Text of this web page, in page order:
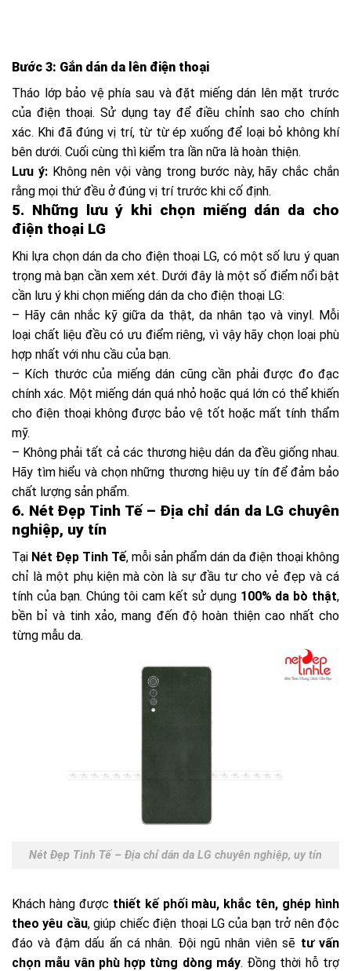
Bước 3: Gắn dán da lên điện thoại
Tháo lớp bảo vệ phía sau và đặt miếng dán lên mặt trước
của điện thoại. Sử dụng tay để điều chỉnh sao cho chính
xác. Khi đã đúng vị trí, từ từ ép xuống để loại bỏ không khí
bên dưới. Cuối cùng thì kiểm tra lần nữa là hoàn thiện.
Lưu ý:Không nên vội vàng trong bước này, hãy chắc chắn
rằng mọi thứ đều ở đúng vị trí trước khi cố định.
5. Những lưu ý khi chọn miếng dán da cho
điện thoại LG
Khi lựa chọn dán da cho điện thoại LG, có một số lưu ý quan
trọng mà bạn cần xem xét. Dưới đây là một số điểm nổi bật
cần lưu ý khi chọn miếng dán da cho điện thoại LG:
– Hãy cân nhắc kỹ giữa da thật, da nhân tạo và vinyl. Mỗi
loại chất liệu đều có ưu điểm riêng, vì vậy hãy chọn loại phù
hợp nhất với nhu cầu của bạn.
– Kích thước của miếng dán cũng cần phải được đo đạc
chính xác. Một miếng dán quá nhỏ hoặc quá lớn có thể khiến
cho điện thoại không được bảo vệ tốt hoặc mất tính thẩm
mỹ.
– Không phải tất cả các thương hiệu dán da đều giống nhau.
Hãy tìm hiểu và chọn những thương hiệu uy tín để đảm bảo
chất lượng sản phẩm.
6. Nét Đẹp Tinh Tế – Địa chỉ dán da LG chuyên
nghiệp, uy tín
Tại Nét Đẹp Tinh Tế, mỗi sản phẩm dán da điện thoại không
chỉ là một phụ kiện mà còn là sự đầu tư cho vẻ đẹp và cá
tính của bạn. Chúng tôi cam kết sử dụng 100% da bò thật,
bền bỉ và tinh xảo, mang đến độ hoàn thiện cao nhất cho
từng mẫu da.
Nét Đẹp Tinh Tế – Địa chỉ dán da LG chuyên nghiệp, uy tín
Khách hàng được thiết kế phối màu, khắc tên, ghép hình
theo yêu cầu, giúp chiếc điện thoại LG của bạn trở nên độc
đáo và đậm dấu ấn cá nhân. Đội ngũ nhân viên sẽ tư vấn
chọn mẫu vân phù hợp từng dòng máy. Đồng thời hỗ trợ